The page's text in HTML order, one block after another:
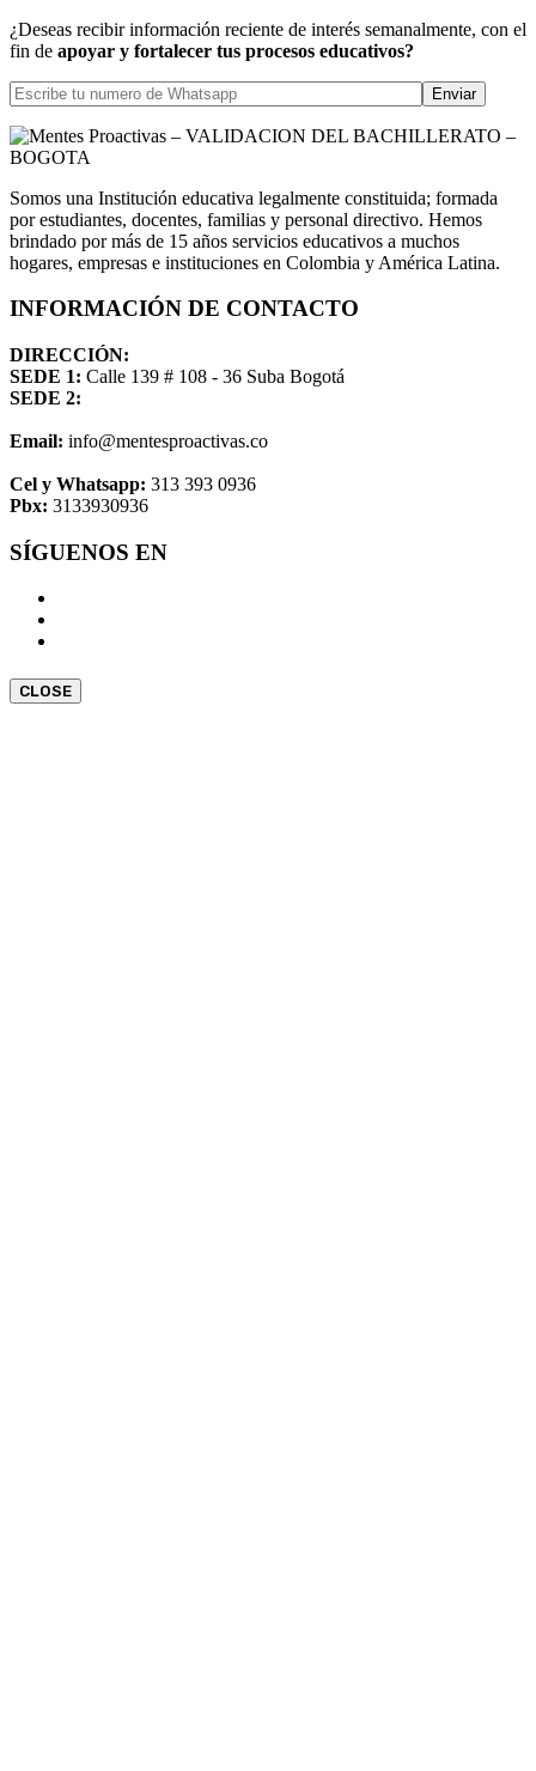
¿Deseas recibir información reciente de interés semanalmente, con el
fin de apoyar y fortalecer tus procesos educativos?
Somos una Institución educativa legalmente constituida; formada
por estudiantes, docentes, familias y personal directivo. Hemos
brindado por más de 15 años servicios educativos a muchos
hogares, empresas e instituciones en Colombia y América Latina.
INFORMACIÓN DE CONTACTO
DIRECCIÓN:
SEDE 1: Calle 139 # 108 - 36 Suba Bogotá
SEDE 2:
Email: info@mentesproactivas.co
Cel y Whatsapp: 313 393 0936
Pbx: 3133930936
SÍGUENOS EN
CLOSE